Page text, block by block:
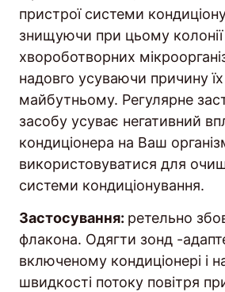
пристрої системи
знищуючи при цьому
хвороботворних
надовго усуваючи причину
майбутньому. Регулярне
засобу усуває негативний
кондиціонера на Ваш
використовуватися для
системи кондиціонування.
Застосування: ретельно
флакона. Одягти зонд -
включеному кондиціонері і
швидкості потоку повітря